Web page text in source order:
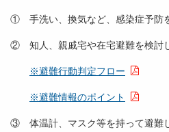
① 手洗い、換気など、感染症予防
② 知人、親戚宅や在宅避難を検討
※避難行動判定フロー
※避難情報のポイント
③ 体温計、マスク等を持って避難